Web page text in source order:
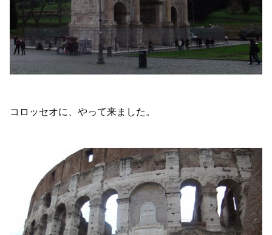
コロッセオに、やって来ました。